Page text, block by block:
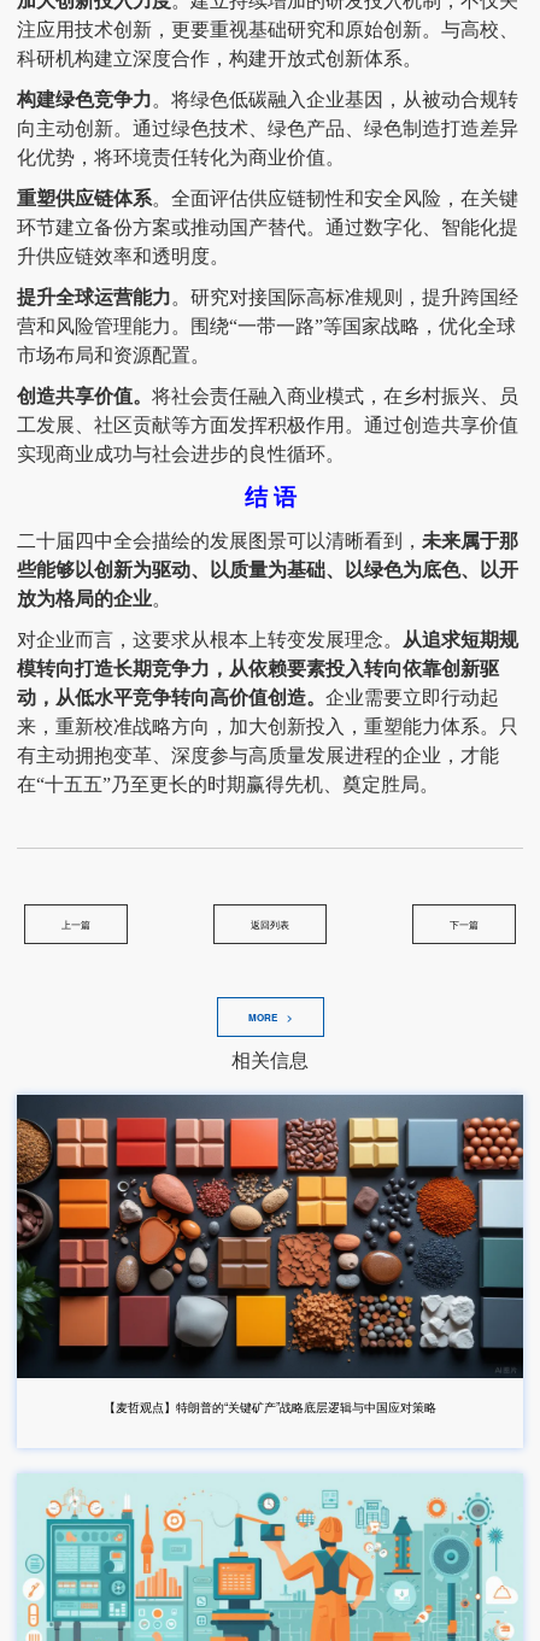
注应用技术创新，更要重视基础研究和原始创新。与高校、
科研机构建立深度合作，构建开放式创新体系。
构建绿色竞争力。将绿色低碳融入企业基因，从被动合规转
向主动创新。通过绿色技术、绿色产品、绿色制造打造差异
化优势，将环境责任转化为商业价值。
重塑供应链体系。全面评估供应链韧性和安全风险，在关键
环节建立备份方案或推动国产替代。通过数字化、智能化提
升供应链效率和透明度。
提升全球运营能力。研究对接国际高标准规则，提升跨国经
营和风险管理能力。围绕“一带一路”等国家战略，优化全球
市场布局和资源配置。
创造共享价值。 将社会责任融入商业模式，在乡村振兴、员
工发展、社区贡献等方面发挥积极作用。通过创造共享价值
实现商业成功与社会进步的良性循环。
结 语
二十届四中全会描绘的发展图景可以清晰看到， 未来属于那
些能够以创新为驱动、以质量为基础、以绿色为底色、以开
放为格局的企业。
对企业而言，这要求从根本上转变发展理念。
从追求短期规
模转向打造长期竞争力，从依赖要素投入转向依靠创新驱
动，从低水平竞争转向高价值创造。 企业需要立即行动起
来，重新校准战略方向，加大创新投入，重塑能力体系。只
有主动拥抱变革、深度参与高质量发展进程的企业，才能
在“十五五”乃至更长的时期赢得先机、奠定胜局。
上一篇 返回列表 下一篇
相关信息
MORE >
【麦哲观点】特朗普的“关键矿产”战略底层逻辑与中国应对策略